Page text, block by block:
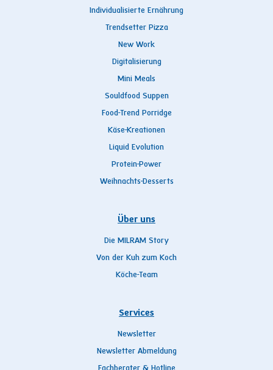
Individualisierte Ernährung
Trendsetter Pizza
New Work
Digitalisierung
Mini Meals
Souldfood Suppen
Food-Trend Porridge
Käse-Kreationen
Liquid Evolution
Protein-Power
Weihnachts-Desserts
Über uns
Die MILRAM Story
Von der Kuh zum Koch
Köche-Team
Services
Newsletter
Newsletter Abmeldung